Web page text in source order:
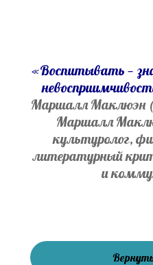
«Воспитывать —
Маршалл Маклюэн
Маршалл
культуролог,
литературный
и